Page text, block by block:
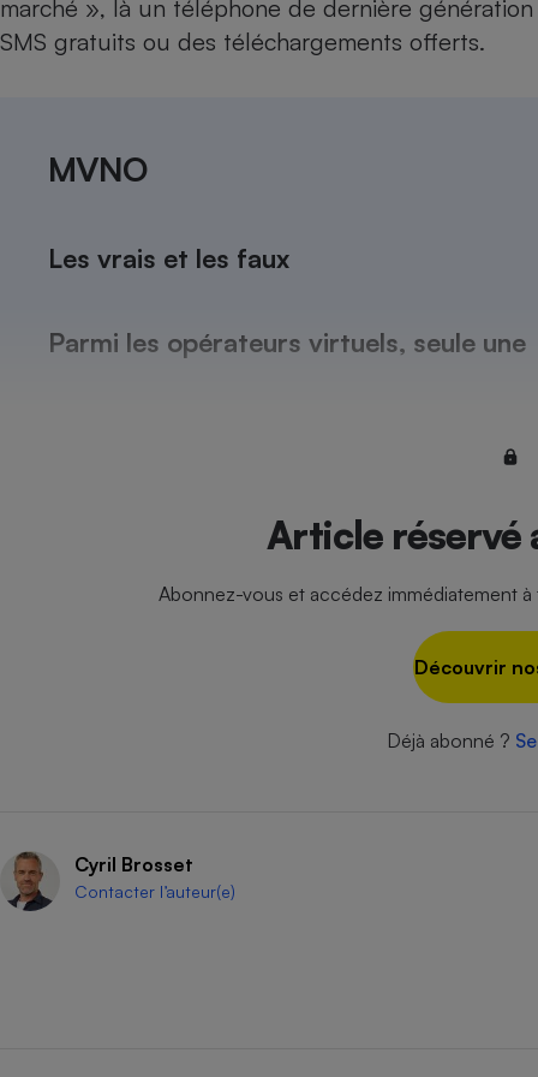
marché », là un téléphone de dernière
SMS gratuits ou des téléchargements offerts.
MVNO
Les vrais et les faux
Parmi les opérateurs virtuels, seule une
Article réservé
Abonnez-vous et accédez immédiatement
Découvrir
Déjà abonné ?
Cyril Brosset
Contacter l’auteur(e)
Plaque de cuisson à
induction
Internet
Téléphone mobile -
Smartphone
Radiateur électrique